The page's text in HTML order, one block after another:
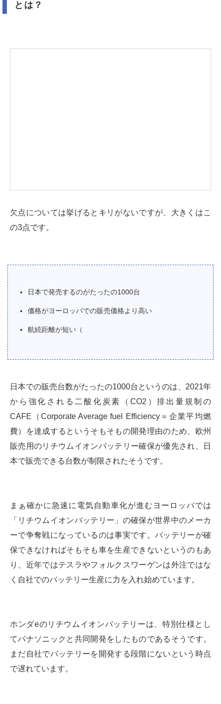
とは？
欠点については挙げるとキリがないですが、大きくはこ
の3点です。
日本で発売するのがたったの1000台
価格がヨーロッパでの販売価格より高い
航続距離が短い（
日本での販売台数がたったの1000台というのは、2021年
から強化される二酸化炭素（CO2）排出量規制の
CAFE（Corporate Average fuel Efficiency＝企業平均燃
費）を達成するというそもそもの開発理由のため、欧州
販売用のリチウムイオンバッテリー確保が優先され、日
本で販売できる台数が制限されたそうです。
まぁ確かに急速に電気自動車化が進むヨーロッパでは
「リチウムイオンバッテリー」の確保が世界中のメーカ
ーで争奪戦になっているのは事実です。バッテリーが確
保できなければそもそも車を生産できないというのもあ
り、近年ではテスラやフォルクスワーゲンは外注ではな
く自社でのバッテリー生産に力を入れ始めています。
ホンダeのリチウムイオンバッテリーは、特別仕様とし
てパナソニックと共同開発をしたものであるそうです。
まだ自社でバッテリーを開発する段階にないという時点
で遅れています。